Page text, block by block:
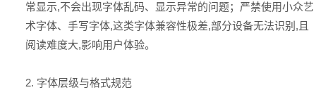
常显示,不会出现字体乱码、显示异常的问题；严禁使用小众艺
术字体、手写字体,这类字体兼容性极差,部分设备无法识别,且
阅读难度大,影响用户体验。
2. 字体层级与格式规范